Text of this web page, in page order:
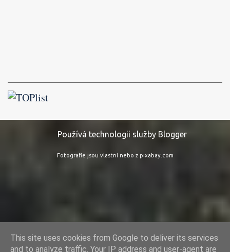
Používá technologii služby Blogger
Fotografie jsou vlastní nebo z pixabay.com
This site uses cookies from Google to deliver its services
and to analyze traffic. Your IP address and user-agent are